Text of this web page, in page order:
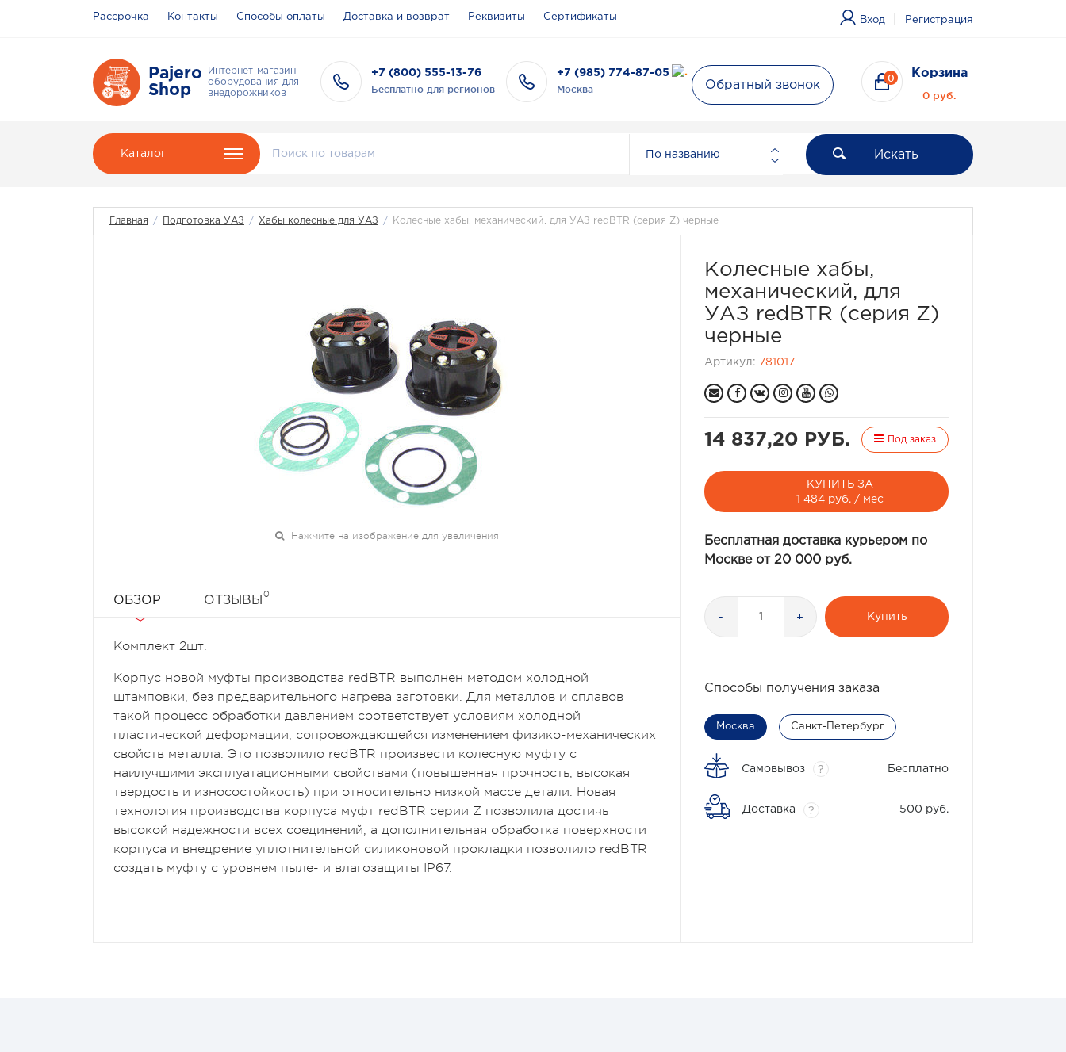
Рассрочка Контакты Способы оплаты Доставка и возврат Реквизиты Сертификаты Вход Регистрация
Pajero
Shop
Интернет-магазин
оборудования для
внедорожников
+7 (800) 555-13-76
Бесплатно для регионов
+7 (985) 774-87-05
Москва Обратный звонок
0 Корзина
0 руб.
Каталог По названию Искать
Главная / Подготовка УАЗ / Хабы колесные для УАЗ / Колесные хабы, механический, для УАЗ redBTR (серия Z) черные
Нажмите на изображение для увеличения
ОБЗОР ОТЗЫВЫ
0
Комплект 2шт.
Корпус новой муфты производства redBTR выполнен методом холодной
штамповки, без предварительного нагрева заготовки. Для металлов и сплавов
такой процесс обработки давлением соответствует условиям холодной
пластической деформации, сопровождающейся изменением физико-механических
свойств металла. Это позволило redBTR произвести колесную муфту с
наилучшими эксплуатационными свойствами (повышенная прочность, высокая
твердость и износостойкость) при относительно низкой массе детали. Новая
технология производства корпуса муфт redBTR серии Z позволила достичь
высокой надежности всех соединений, а дополнительная обработка поверхности
корпуса и внедрение уплотнительной силиконовой прокладки позволило redBTR
создать муфту с уровнем пыле- и влагозащиты IP67.
Колесные хабы,
механический, для
УАЗ redBTR (серия Z)
черные
Артикул: 781017
14 837,20 РУБ. Под заказ
КУПИТЬ ЗА
1 484 руб. / мес
Бесплатная доставка курьером по
Москве от 20 000 руб.
- + Купить
Способы получения заказа
Москва Санкт-Петербург
Самовывоз ? Бесплатно
Доставка ? 500 руб.